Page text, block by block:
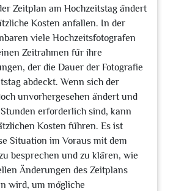
Zeitplan am Hochzeitstag ändert
Kosten anfallen. In der
viele Hochzeitsfotografen
Zeitrahmen für ihre
der die Dauer der Fotografie
abdeckt. Wenn sich der
unvorhergesehen ändert und
erforderlich sind, kann
Kosten führen. Es ist
Situation im Voraus mit dem
besprechen und zu klären, wie
Änderungen des Zeitplans
wird, um mögliche